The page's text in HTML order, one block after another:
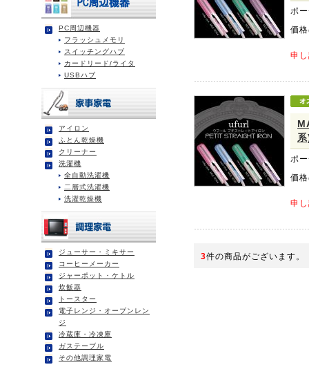
PC周辺機器
フラッシュメモリ
スイッチングハブ
カードリード/ライタ
USBハブ
アイロン
ふとん乾燥機
クリーナー
洗濯機
全自動洗濯機
二層式洗濯機
洗濯乾燥機
ジューサー・ミキサー
コーヒーメーカー
ジャーポット・ケトル
炊飯器
トースター
電子レンジ・オーブンレン
ジ
冷蔵庫・冷凍庫
ガステーブル
その他調理家電
ポ
価格
申
ポ
価格
申
3件の商品がございます。